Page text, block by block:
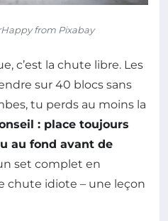
from Pixabay
c’est la chute libre. Les
sur 40 blocs sans
tu perds au moins la
: place toujours
au fond avant de
set complet en
chute idiote – une leçon